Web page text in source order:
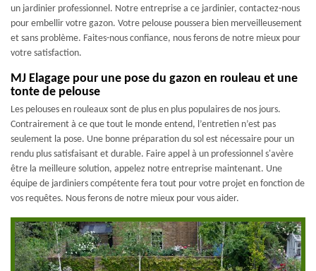
un jardinier professionnel. Notre entreprise a ce jardinier, contactez-nous
pour embellir votre gazon. Votre pelouse poussera bien merveilleusement
et sans problème. Faites-nous confiance, nous ferons de notre mieux pour
votre satisfaction.
MJ Elagage pour une pose du gazon en rouleau et une
tonte de pelouse
Les pelouses en rouleaux sont de plus en plus populaires de nos jours.
Contrairement à ce que tout le monde entend, l’entretien n’est pas
seulement la pose. Une bonne préparation du sol est nécessaire pour un
rendu plus satisfaisant et durable. Faire appel à un professionnel s'avère
être la meilleure solution, appelez notre entreprise maintenant. Une
équipe de jardiniers compétente fera tout pour votre projet en fonction de
vos requêtes. Nous ferons de notre mieux pour vous aider.